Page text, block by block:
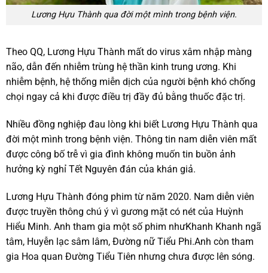
Lương Hựu Thành qua đời một mình trong bệnh viện.
Theo QQ, Lương Hựu Thành mất do virus xâm nhập màng
não, dẫn đến nhiễm trùng hệ thần kinh trung ương. Khi
nhiễm bệnh, hệ thống miễn dịch của người bệnh khó chống
chọi ngay cả khi được điều trị đầy đủ bằng thuốc đặc trị.
Nhiều đồng nghiệp đau lòng khi biết Lương Hựu Thành qua
đời một mình trong bệnh viện. Thông tin nam diễn viên mất
được công bố trễ vì gia đình không muốn tin buồn ảnh
hưởng kỳ nghỉ Tết Nguyên đán của khán giả.
Lương Hựu Thành đóng phim từ năm 2020. Nam diễn viên
được truyền thông chú ý vì gương mặt có nét của Huỳnh
Hiểu Minh. Anh tham gia một số phim nhưKhanh Khanh ngã
tâm, Huyễn lạc sâm lâm, Đường nữ Tiểu Phi.Anh còn tham
gia Hoa quan Đường Tiểu Tiên nhưng chưa được lên sóng.